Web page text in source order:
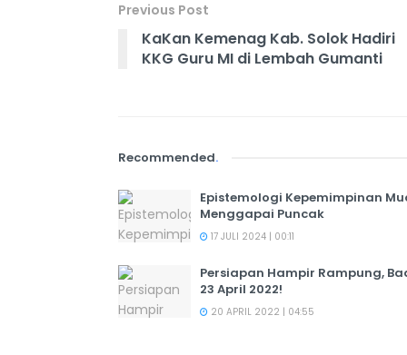
Previous Post
KaKan Kemenag Kab. Solok Hadiri
KKG Guru MI di Lembah Gumanti
Recommended.
Epistemologi Kepemimpinan
Menggapai Puncak
17 JULI 2024 | 00:11
Persiapan Hampir Rampung,
23 April 2022!
20 APRIL 2022 | 04:55